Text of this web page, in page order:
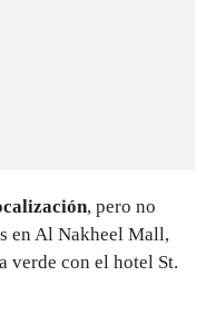
, pero no
en Al Nakheel Mall,
verde con el hotel St.